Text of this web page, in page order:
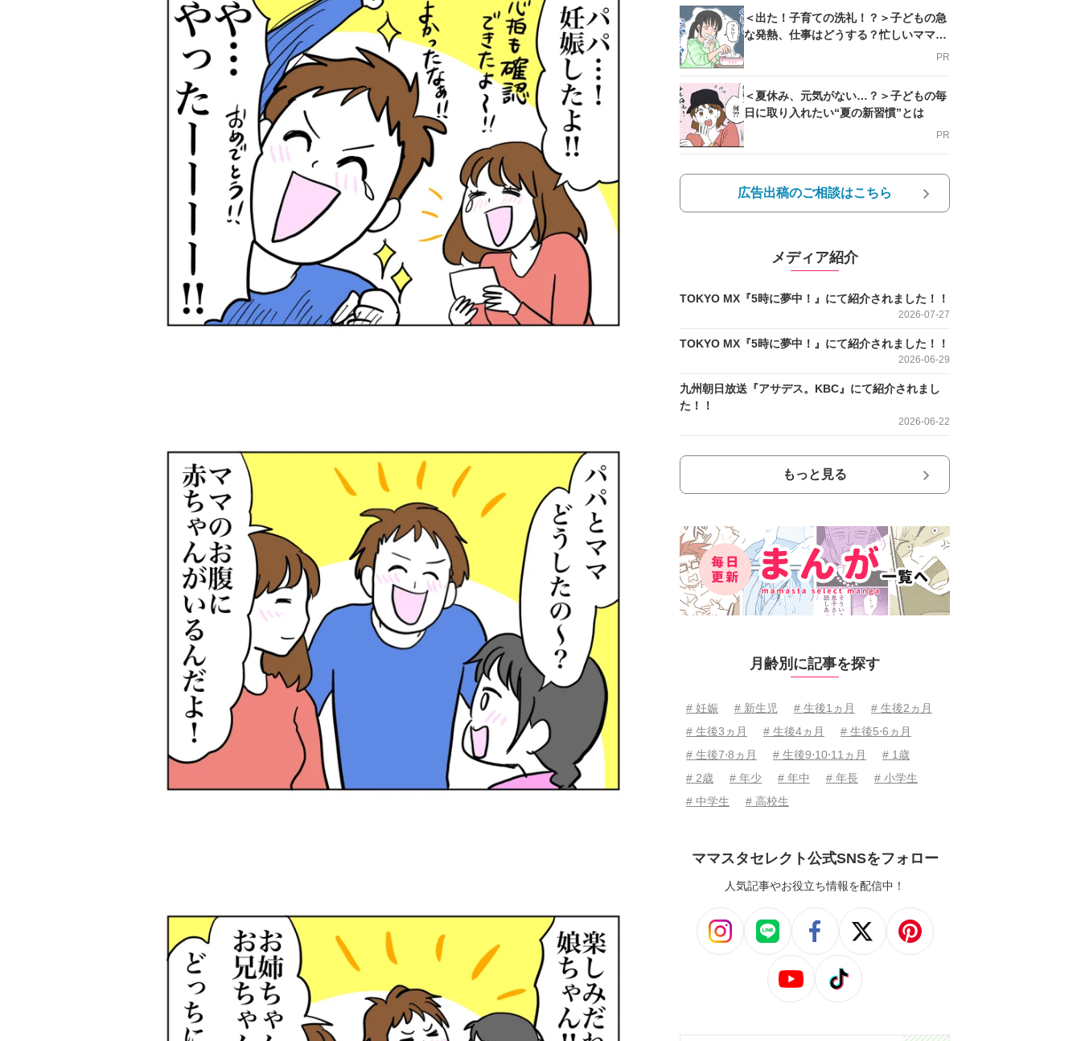
＜出た！子育ての洗礼！？＞子どもの急
な発熱、仕事はどうする？忙しいママを
PR
＜夏休み、元気がない…？＞子どもの毎
日に取り入れたい“夏の新習慣”とは
PR
広告出稿のご相談はこちら
メディア紹介
TOKYO MX『5時に夢中！』にて紹介されました！！
2026-07-27
TOKYO MX『5時に夢中！』にて紹介されました！！
2026-06-29
九州朝日放送『アサデス。KBC』にて紹介されまし
た！！
2026-06-22
もっと見る
月齢別に記事を探す
# 妊娠 # 新生児 # 生後1ヵ月
# 生後2ヵ月
# 生後3ヵ月
# 生後4ヵ月
# 生後5⋅6ヵ月
# 生後7⋅8ヵ月
# 生後9⋅10⋅11ヵ月
# 1歳
# 2歳
# 年少 # 年中 # 年長
# 小学生
# 中学生
# 高校生
ママスタセレクト公式SNSをフォロー
人気記事やお役立ち情報を配信中！